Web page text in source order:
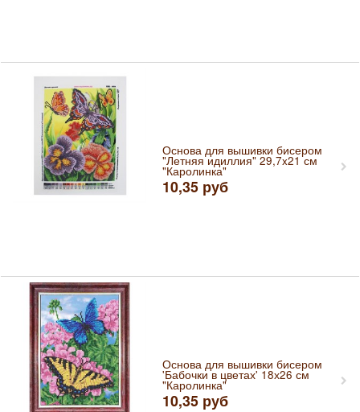
Основа для вышивки бисером
"Летняя идиллия" 29,7x21 см
"Каролинка"
10,35 руб
Основа для вышивки бисером
'Бабочки в цветах' 18х26 см
"Каролинка"
10,35 руб